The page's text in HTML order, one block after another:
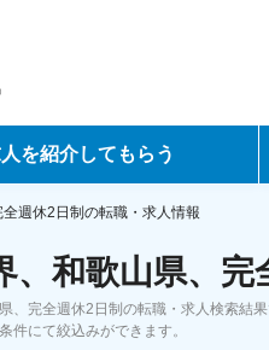
を紹介してもらう
トサービス
ービス
エージェントサービス
全週休2日制の転職・求人情報
、和歌山県、
、完全週休2日制の転職・求人検索結
件にて絞込みができます。